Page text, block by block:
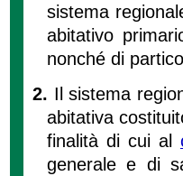
sistema
abitativo
nonché di
2. Il sistema
abitativa
finalità di cui al
generale e di